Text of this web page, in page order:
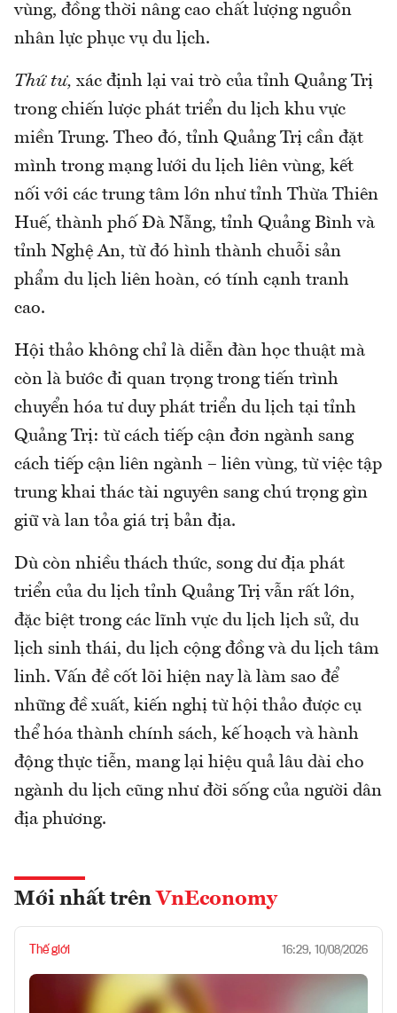
vùng, đồng thời nâng cao chất lượng nguồn
nhân lực phục vụ du lịch.
Thứ tư, xác định lại vai trò của tỉnh Quảng Trị
trong chiến lược phát triển du lịch khu vực
miền Trung. Theo đó, tỉnh Quảng Trị cần đặt
mình trong mạng lưới du lịch liên vùng, kết
nối với các trung tâm lớn như tỉnh Thừa Thiên
Huế, thành phố Đà Nẵng, tỉnh Quảng Bình và
tỉnh Nghệ An, từ đó hình thành chuỗi sản
phẩm du lịch liên hoàn, có tính cạnh tranh
cao.
Hội thảo không chỉ là diễn đàn học thuật mà
còn là bước đi quan trọng trong tiến trình
chuyển hóa tư duy phát triển du lịch tại tỉnh
Quảng Trị: từ cách tiếp cận đơn ngành sang
cách tiếp cận liên ngành – liên vùng, từ việc tập
trung khai thác tài nguyên sang chú trọng gìn
giữ và lan tỏa giá trị bản địa.
Dù còn nhiều thách thức, song dư địa phát
triển của du lịch tỉnh Quảng Trị vẫn rất lớn,
đặc biệt trong các lĩnh vực du lịch lịch sử, du
lịch sinh thái, du lịch cộng đồng và du lịch tâm
linh. Vấn đề cốt lõi hiện nay là làm sao để
những đề xuất, kiến nghị từ hội thảo được cụ
thể hóa thành chính sách, kế hoạch và hành
động thực tiễn, mang lại hiệu quả lâu dài cho
ngành du lịch cũng như đời sống của người dân
địa phương.
Mới nhất trên VnEconomy
Thế giới 16:29, 10/08/2026